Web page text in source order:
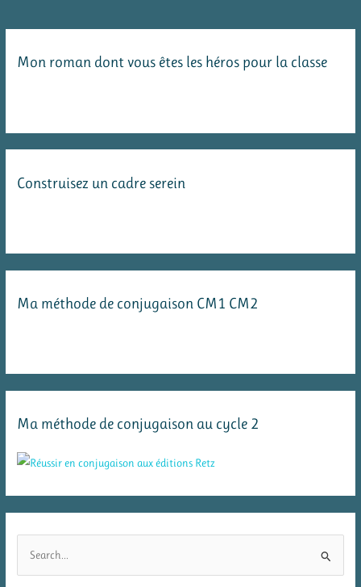
sujet
des
Mon roman dont vous êtes les héros pour la classe
Construisez un cadre serein
Ma méthode de conjugaison CM1 CM2
Ma méthode de conjugaison au cycle 2